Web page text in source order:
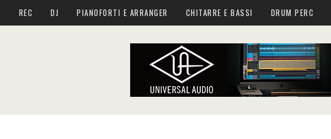
REC DJ PIANOFORTI E ARRANGER CHITARRE E BASSI DRUM PERC